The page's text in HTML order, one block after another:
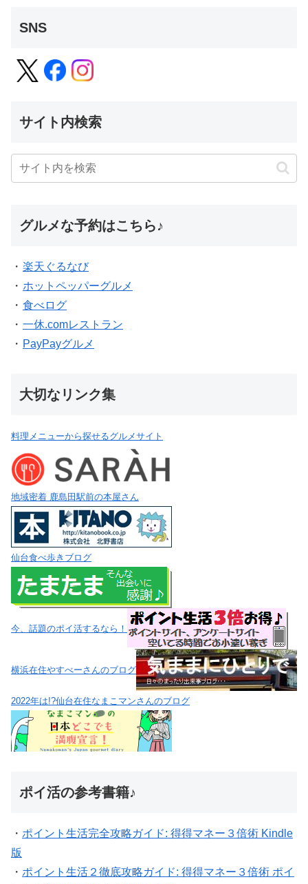
SNS
サイト内検索
グルメな予約はこちら♪
・ 楽天ぐるなび
・ ホットペッパーグルメ
・ 食べログ
・ 一休.comレストラン
・ PayPayグルメ
大切なリンク集
料理メニューから探せるグルメサイト
地域密着 鹿島田駅前の本屋さん
仙台食べ歩きブログ
今、話題のポイ活するなら！
横浜在住やすべーさんのブログ
2022年は!?仙台在住なまこマンさんのブログ
ポイ活の参考書籍♪
・ ポイント生活完全攻略ガイド: 得得マネー３倍術 Kindle
版
・ ポイント生活２徹底攻略ガイド: 得得マネー３倍術 ポイ